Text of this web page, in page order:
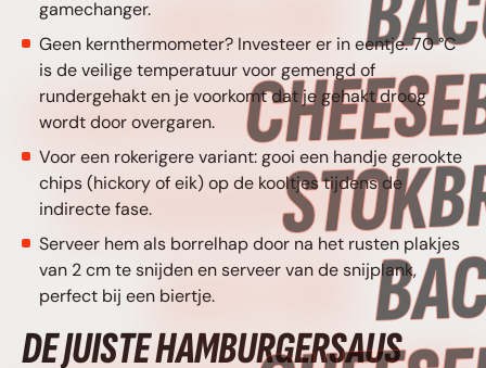
BACON
CHEESEBURGER
STOKBROOD •
BACON
gamechanger.
Geen kernthermometer? Investeer er in eentje. 70 °C
is de veilige temperatuur voor gemengd of
rundergehakt en je voorkomt dat je gehakt droog
wordt door overgaren.
Voor een rokerigere variant: gooi een handje gerookte
chips (hickory of eik) op de kooltjes tijdens de
indirecte fase.
Serveer hem als borrelhap door na het rusten plakjes
van 2 cm te snijden en serveer van de snijplank,
perfect bij een biertje.
DE JUISTE HAMBURGER­SAUS